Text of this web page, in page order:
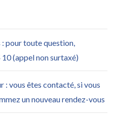
: pour toute question,
(appel non surtaxé)
: vous êtes contacté, si vous
un nouveau rendez-vous